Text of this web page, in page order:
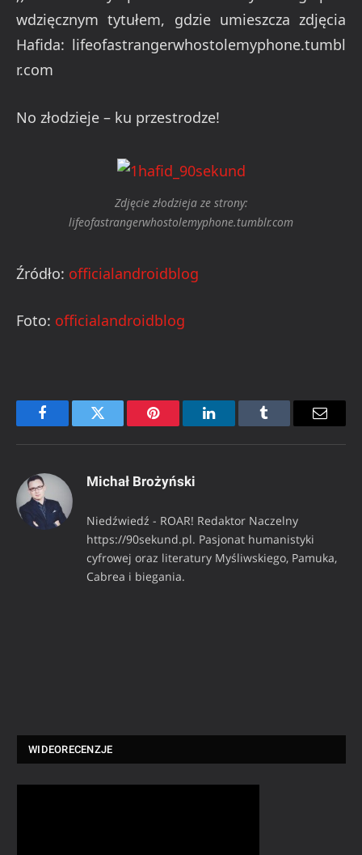
wdzięcznym tytułem, gdzie umieszcza zdjęcia
Hafida: lifeofastrangerwhostolemyphone.tumbl
r.com
No złodzieje – ku przestrodze!
Zdjęcie złodzieja ze strony:
lifeofastrangerwhostolemyphone.tumblr.com
Źródło: officialandroidblog
Foto: officialandroidblog
FacebookTwitter Pinterest LinkedInTumblr Email
Michał Brożyński
Niedźwiedź - ROAR! Redaktor Naczelny
https://90sekund.pl. Pasjonat humanistyki
cyfrowej oraz literatury Myśliwskiego, Pamuka,
Cabrea i biegania.
WIDEORECENZJE